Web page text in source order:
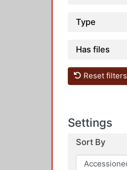
Type
Has files
Reset filters
Settings
Sort By